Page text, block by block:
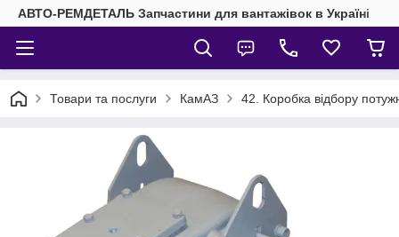
АВТО-РЕМДЕТАЛЬ Запчастини для вантажівок в Україні
Товари та послуги КамАЗ 42. Коробка відбору